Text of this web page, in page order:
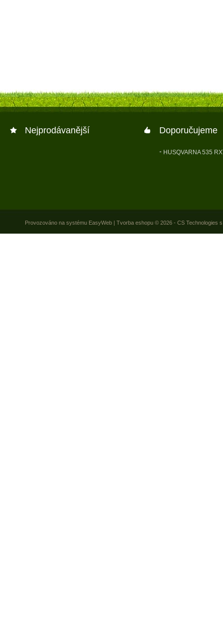
Nejprodávanější Doporučujeme
HUSQVARNA 535
Provozováno na systému EasyWeb | Tvorba eshopu © 2026 - CS Technologies